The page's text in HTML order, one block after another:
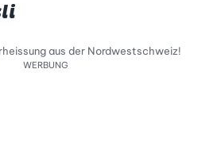
aus der Nordwestschweiz!
WERBUNG